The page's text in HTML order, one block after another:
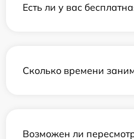
Есть ли у вас
Сколько времени
Возможен ли